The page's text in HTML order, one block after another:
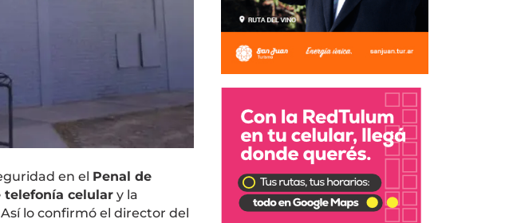
en el Penal de
telefonía celulary la
Así lo confirmó el director del